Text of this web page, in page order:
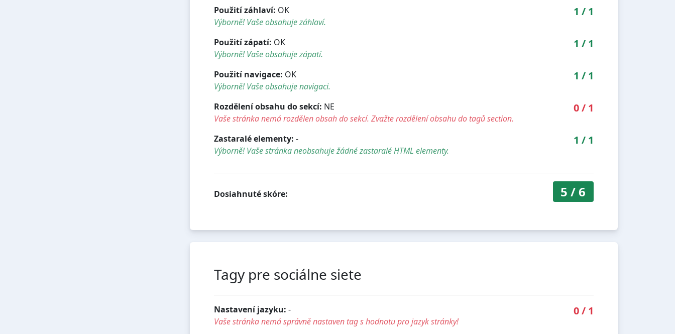
Použití záhlaví: OK
Výborně! Vaše obsahuje záhlaví.
1 / 1
Použití zápatí: OK
Výborně! Vaše obsahuje zápatí.
1 / 1
Použití navigace: OK
Výborně! Vaše obsahuje navigaci.
1 / 1
Rozdělení obsahu do sekcí: NE
Vaše stránka nemá rozdělen obsah do sekcí. Zvažte rozdělení obsahu do tagů section.
0/ 1
Zastaralé elementy: -
Výborně! Vaše stránka neobsahuje žádné zastaralé HTML elementy.
1 / 1
Dosiahnuté skóre: 5 /6
Tagy pre sociálne siete
Nastavení jazyku: -
Vaše stránka nemá správně nastaven tag s hodnotu pro jazyk stránky!
0/ 1